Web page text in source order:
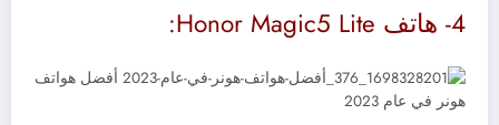
4- هاتف Honor Magic5 Lite: